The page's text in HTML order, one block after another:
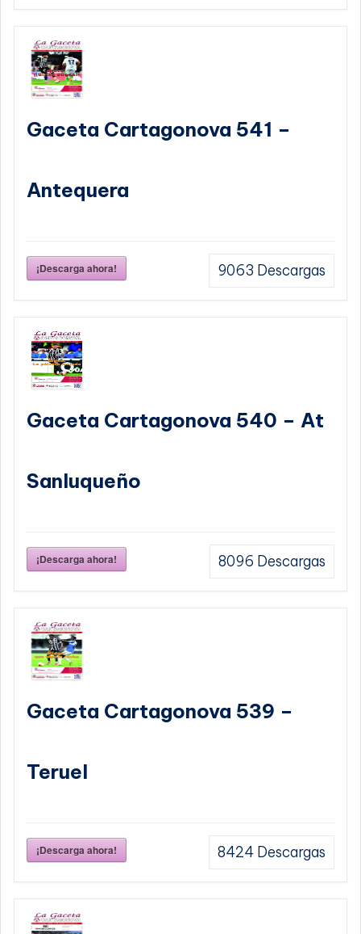
Gaceta Cartagonova 541 –
Antequera
¡Descarga ahora! 9063 Descargas
Gaceta Cartagonova 540 – At
Sanluqueño
¡Descarga ahora! 8096 Descargas
Gaceta Cartagonova 539 –
Teruel
¡Descarga ahora! 8424 Descargas